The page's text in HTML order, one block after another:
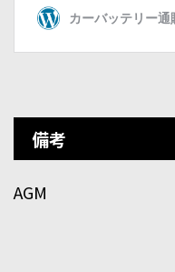
備考
AGM